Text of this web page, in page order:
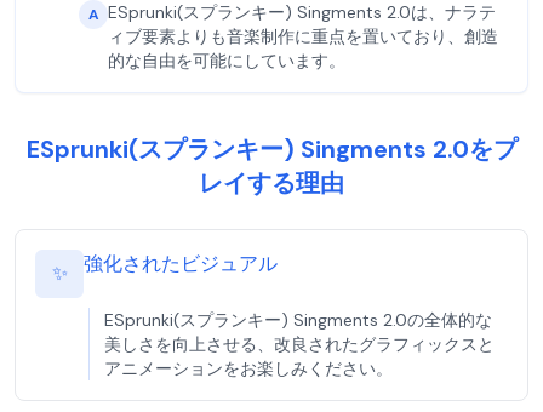
A ESprunki(スプランキー) Singments 2.0は、ナラテ
ィブ要素よりも音楽制作に重点を置いており、創造
的な自由を可能にしています。
ESprunki(スプランキー) Singments 2.0をプ
レイする理由
✨ 強化されたビジュアル
ESprunki(スプランキー) Singments 2.0の全体的な
美しさを向上させる、改良されたグラフィックスと
アニメーションをお楽しみください。